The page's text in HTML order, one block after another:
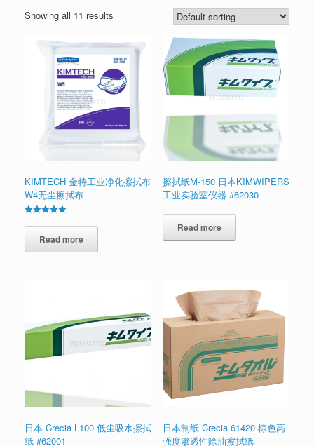
Showing all 11 results
KIMTECH 金特工业净化擦拭布
W4无尘擦拭布
5.00
out of 5Read more
擦拭纸M-150 日本KIMWIPERS
工业实验室仪器 #62030
Read more
日本 Crecia L100 低尘吸水擦拭
纸 #62001
日本制纸 Crecia 61420 棕色高
强度渗透性除油擦拭纸